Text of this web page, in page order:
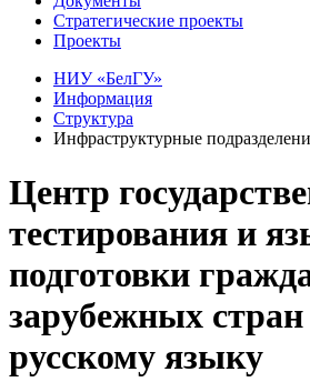
Стратегические проекты
Проекты
НИУ «БелГУ»
Информация
Структура
Инфраструктурные
Центр
тестирования и
подготовки
зарубежных стран
русскому языку